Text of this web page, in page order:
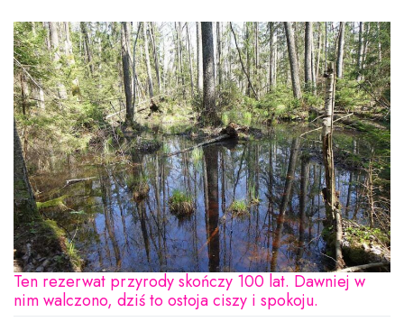
Ten rezerwat przyrody skończy 100 lat. Dawniej w
nim walczono, dziś to ostoja ciszy i spokoju.